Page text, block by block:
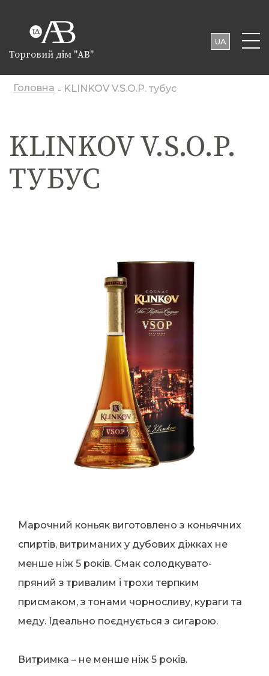
Торговий дім "АВ"
UA
PL
Головна - KLINKOV V.S.O.P. тубус
KLINKOV V.S.O.P.
ТУБУС
Марочний коньяк виготовлено з коньячних
спиртів, витриманих у дубових діжках не
менше ніж 5 років. Смак солодкувато-
пряний з тривалим і трохи терпким
присмаком, з тонами чорносливу, кураги та
меду. Ідеально поєднується з сигарою.
Витримка – не менше ніж 5 років.